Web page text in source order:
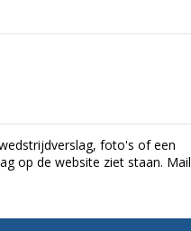
foto's of een
op de website ziet staan. Mail